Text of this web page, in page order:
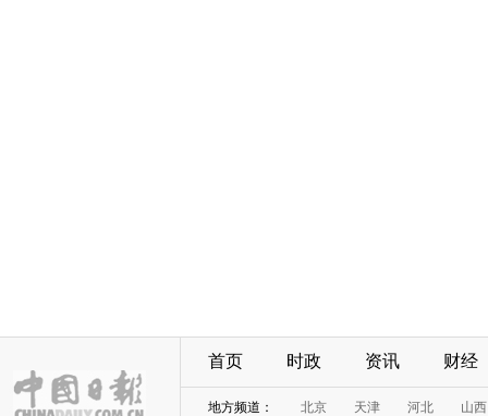
首页 时政 资讯 财经
地方频道： 北京 天津 河北
山西